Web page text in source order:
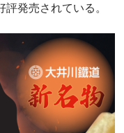
発売されている。